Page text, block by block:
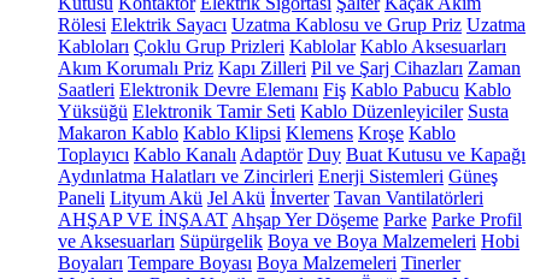
Rölesi Elektrik Sayacı Uzatma Kablosu ve Grup Priz Uzatma
Kabloları Çoklu Grup Prizleri Kablolar Kablo Aksesuarları
Akım Korumalı Priz Kapı Zilleri Pil ve Şarj Cihazları Zaman
Saatleri Elektronik Devre Elemanı Fiş Kablo Pabucu Kablo
Yüksüğü Elektronik Tamir Seti Kablo Düzenleyiciler Susta
Makaron Kablo Kablo Klipsi Klemens Kroşe Kablo
Toplayıcı Kablo Kanalı Adaptör Duy Buat Kutusu ve Kapağı
Aydınlatma Halatları ve Zincirleri Enerji Sistemleri Güneş
Paneli Lityum Akü Jel Akü İnverter Tavan Vantilatörleri
AHŞAP VE İNŞAAT Ahşap Yer Döşeme Parke Parke Profil
ve Aksesuarları Süpürgelik Boya ve Boya Malzemeleri Hobi
Boyaları Tempare Boyası Boya Malzemeleri Tinerler